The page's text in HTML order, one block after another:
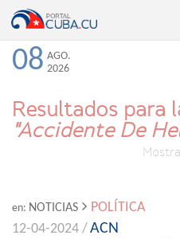
08 AGO.
2026
Resultados para
"Accidente De
en: NOTICIAS
POLÍTICA
12-04-2024 /ACN